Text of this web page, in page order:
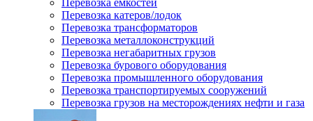
Перевозка емкостей
Перевозка катеров/лодок
Перевозка трансформаторов
Перевозка металлоконструкций
Перевозка негабаритных грузов
Перевозка бурового оборудования
Перевозка промышленного оборудования
Перевозка транспортируемых сооружений
Перевозка грузов на месторождениях нефти и газа